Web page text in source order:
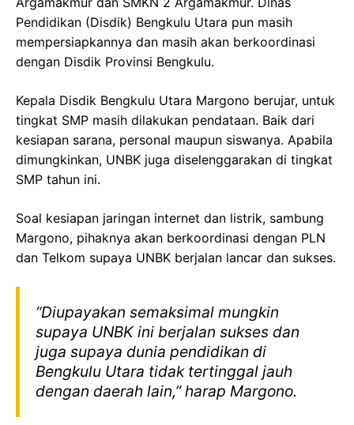
Pendidikan (Disdik) Bengkulu Utara pun masih
mempersiapkannya dan masih akan berkoordinasi
dengan Disdik Provinsi Bengkulu.
Kepala Disdik Bengkulu Utara Margono berujar, untuk
tingkat SMP masih dilakukan pendataan. Baik dari
kesiapan sarana, personal maupun siswanya. Apabila
dimungkinkan, UNBK juga diselenggarakan di tingkat
SMP tahun ini.
Soal kesiapan jaringan internet dan listrik, sambung
Margono, pihaknya akan berkoordinasi dengan PLN
dan Telkom supaya UNBK berjalan lancar dan sukses.
“Diupayakan semaksimal mungkin
supaya UNBK ini berjalan sukses dan
juga supaya dunia pendidikan di
Bengkulu Utara tidak tertinggal jauh
dengan daerah lain,” harap Margono.